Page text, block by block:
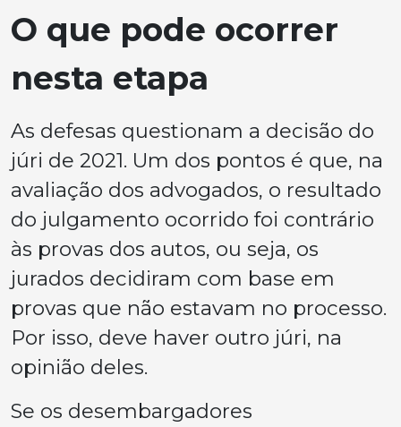
O que pode ocorrer
nesta etapa
As defesas questionam a decisão do
júri de 2021. Um dos pontos é que, na
avaliação dos advogados, o resultado
do julgamento ocorrido foi contrário
às provas dos autos, ou seja, os
jurados decidiram com base em
provas que não estavam no processo.
Por isso, deve haver outro júri, na
opinião deles.
Se os desembargadores